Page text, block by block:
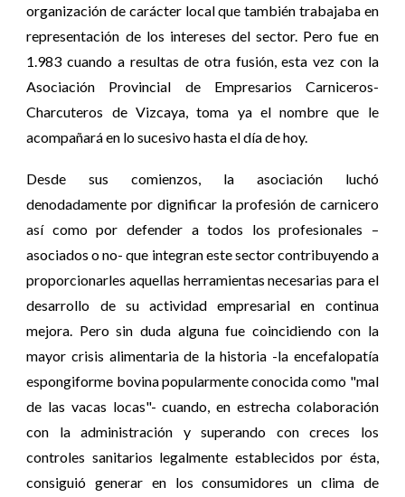
organización de carácter local que también trabajaba en
representación de los intereses del sector. Pero fue en
1.983 cuando a resultas de otra fusión, esta vez con la
Asociación Provincial de Empresarios Carniceros-
Charcuteros de Vizcaya, toma ya el nombre que le
acompañará en lo sucesivo hasta el día de hoy.
Desde sus comienzos, la asociación luchó
denodadamente por dignificar la profesión de carnicero
así como por defender a todos los profesionales –
asociados o no- que integran este sector contribuyendo a
proporcionarles aquellas herramientas necesarias para el
desarrollo de su actividad empresarial en continua
mejora. Pero sin duda alguna fue coincidiendo con la
mayor crisis alimentaria de la historia -la encefalopatía
espongiforme bovina popularmente conocida como "mal
de las vacas locas"- cuando, en estrecha colaboración
con la administración y superando con creces los
controles sanitarios legalmente establecidos por ésta,
consiguió generar en los consumidores un clima de